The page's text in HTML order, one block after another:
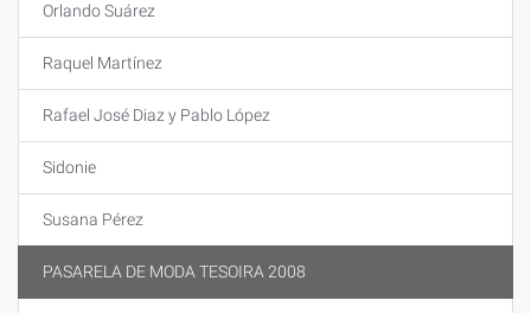
Orlando Suárez
Raquel Martínez
Rafael José Diaz y Pablo López
Sidonie
Susana Pérez
PASARELA DE MODA TESOIRA 2008